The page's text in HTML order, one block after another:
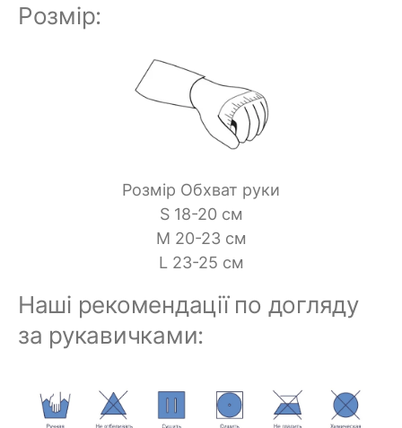
Розмір:
Розмір Обхват руки
S 18-20 см
M 20-23 см
L 23-25 см
Наші рекомендації по догляду
за рукавичками: